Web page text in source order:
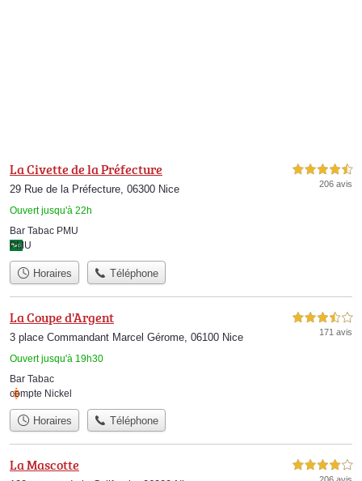
La Civette de la Préfecture
29 Rue de la Préfecture, 06300 Nice
Ouvert jusqu'à 22h
4,5 étoiles sur 5
206 avis
Bar Tabac PMU
PMU
Horaires Téléphone
La Coupe d'Argent
3 place Commandant Marcel Gérome, 06100 Nice
Ouvert jusqu'à 19h30
3,5 étoiles sur 5
171 avis
Bar Tabac
compte Nickel
Horaires Téléphone
La Mascotte 4,0 étoiles sur 5